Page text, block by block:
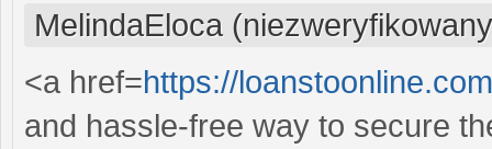
MelindaEloca
<a href=https://
and hassle-free way to secure